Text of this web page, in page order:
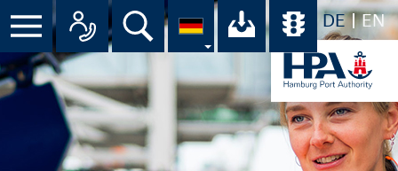
DE EN
Suche Ihr Download-